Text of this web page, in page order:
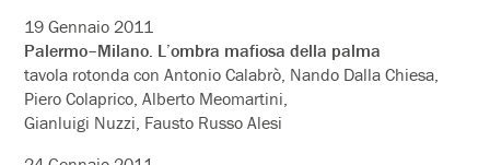
19 Gennaio 2011
Palermo–Milano. L’ombra mafiosa della palma
tavola rotonda con Antonio Calabrò, Nando Dalla Chiesa,
Piero Colaprico, Alberto Meomartini,
Gianluigi Nuzzi, Fausto Russo Alesi